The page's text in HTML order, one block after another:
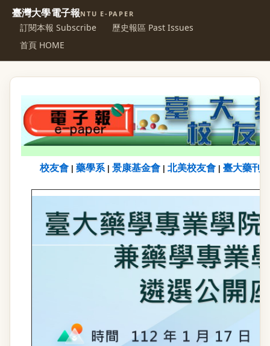
臺灣大學電子報NTU E-PAPER
訂閱本報 Subscribe
歷史報區 Past Issues
首頁 HOME
校友會 藥學系| 景康基金會 北美校友會 臺大藥刊